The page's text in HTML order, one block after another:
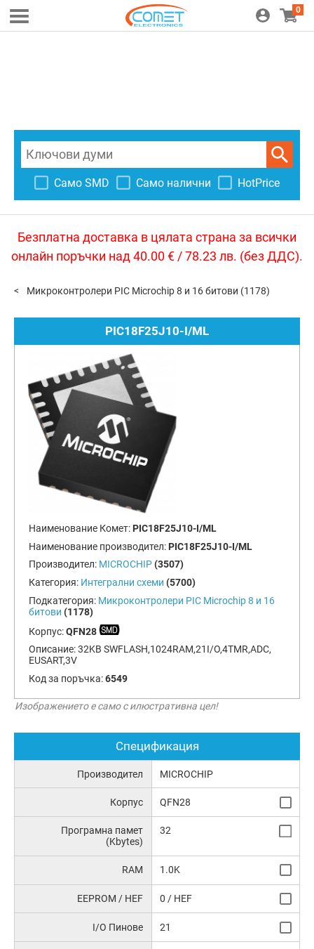
0
Само SMD Само налични HotPrice
Безплатна доставка в цялата страна за всички
онлайн поръчки над 40.00 € / 78.23 лв. (без ДДС).
Микроконтролери PIC Microchip 8 и 16 битови (1178)
PIC18F25J10-I/ML
Наименование Комет: PIC18F25J10-I/ML
Наименование производител: PIC18F25J10-I/ML
Производител: MICROCHIP (3507)
Категория: Интегрални схеми (5700)
Подкатегория: Микроконтролери PIC Microchip 8 и 16
битови (1178)
Корпус:QFN28
Описание:32KB SWFLASH,1024RAM,21I/O,4TMR,ADC,
EUSART,3V
Код за поръчка:6549
Изображението е само с илюстративна цел!
Спецификация
Производител MICROCHIP
Корпус QFN28
Програмна памет
(Kbytes)
32
RAM 1.0K
EEPROM / HEF 0 / HEF
I/O Пинове 21